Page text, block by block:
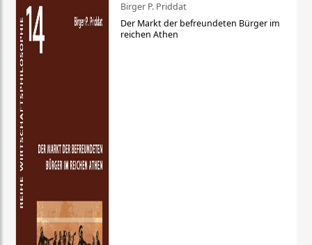
Birger P. Priddat
Der Markt der befreundeten Bürger im
reichen Athen